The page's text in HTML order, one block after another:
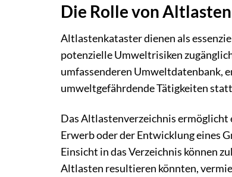
Die Rolle von
Altlastenkataster dienen als
potenzielle Umweltrisiken
umfassenderen Umweltdatenbank,
umweltgefährdende Tätigkeiten
Das Altlastenverzeichnis ermöglicht
Erwerb oder der Entwicklung eines
Einsicht in das Verzeichnis können
Altlasten resultieren könnten,